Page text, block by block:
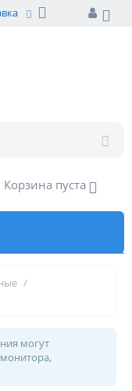
Корзина пуста
/
могут